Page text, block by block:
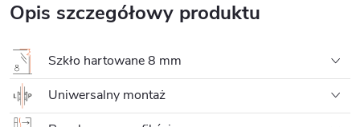
Opis szczegółowy produktu
Szkło hartowane 8 mm
Uniwersalny montaż